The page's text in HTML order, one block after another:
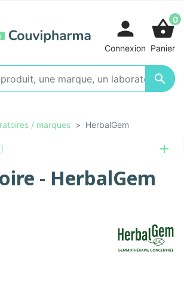

person
Connexion
shopping_basket0
Panier
/ marques HerbalGem
- HerbalGem